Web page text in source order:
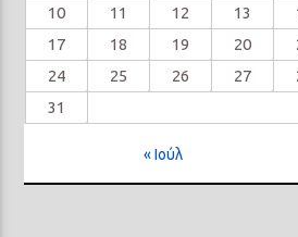
10
11 12 13
17
18 19 20
24
25 26 27
31
« Ιούλ